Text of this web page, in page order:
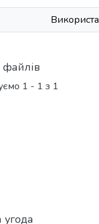
1 - 1 з 1
угода